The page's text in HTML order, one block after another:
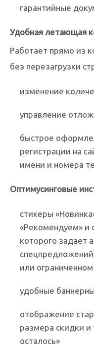
гарантийные
Удобная летающая
Работает прямо из
без перезагрузки
изменение
управление
быстрое
регистрации на
имени и номера
Оптимусинговые
стикеры
«Рекомендуем» и
которого задает
или
удобные
отображение
размера скидки
осталось»